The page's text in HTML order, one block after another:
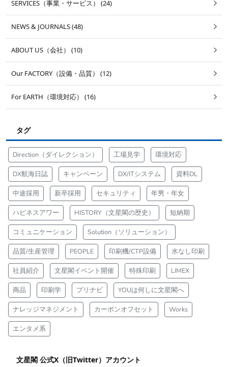
SERVICES（事業・サービス） (24)
NEWS & JOURNALS (48)
ABOUT US（会社） (10)
Our FACTORY（設備・品質） (12)
For EARTH（環境対応） (16)
タグ
Direction（ダイレクション） 工場見学 環境対応
DX航海日誌 キャンペーン DX/ITシステム 資料DL
中途採用 新卒採用 セキュリティ 年男・年女
ハピネスアワー HISTORY（文星閣の歴史） 短納期
コミュニケーション Solution（ソリューション）
品質/生産管理 PEOPLE 印刷機/CTP設備 水なし印刷
社員紹介 文星閣イベント開催 特殊印刷 LIMEX
商品 印刷学 プリナビ YOUは何しに文星閣へ
ナレッジマネジメント カーボンオフセット Works
エンタメ系
文星閣 公式X（旧Twitter）アカウント